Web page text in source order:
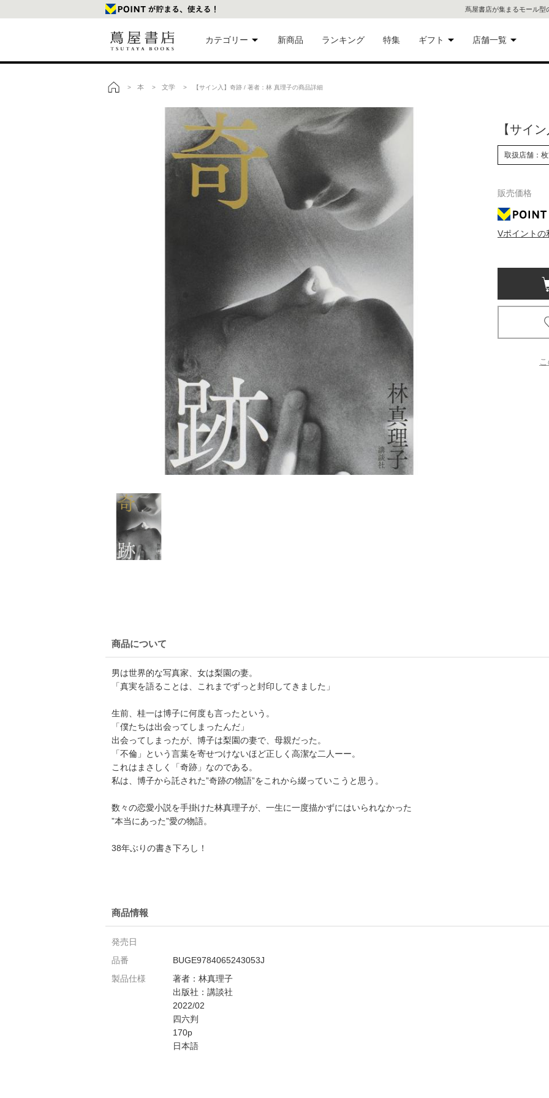
蔦屋書店が集まるモール型
カテゴリー
美術品
映像・音
楽
雑貨
家電
食品
eギフト
新商品 ランキング 特集 ギフト 店舗一覧
代官
屋書
銀座
書店
京都
京都
> 本 > 文学 > 【サイン入】奇跡 / 著者：林 真理子の商品詳細
【サイ
取扱店舗：
販売価格
Vポイントの
商品について
男は世界的な写真家、女は梨園の妻。
「真実を語ることは、これまでずっと封印してきました」
生前、桂一は博子に何度も言ったという。
「僕たちは出会ってしまったんだ」
出会ってしまったが、博子は梨園の妻で、母親だった。
「不倫」という言葉を寄せつけないほど正しく高潔な二人ーー。
これはまさしく「奇跡」なのである。
私は、博子から託された”奇跡の物語”をこれから綴っていこうと思う。
数々の恋愛小説を手掛けた林真理子が、一生に一度描かずにはいられなかった
”本当にあった”愛の物語。
38年ぶりの書き下ろし！
商品情報
発売日
品番
BUGE9784065243053J
製品仕様
著者：林真理子
出版社：講談社
2022/02
四六判
170p
日本語